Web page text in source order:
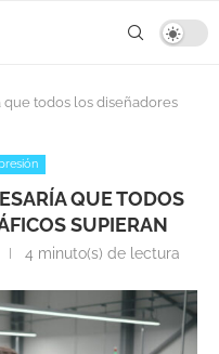
todos los diseñadores
QUE TODOS
SUPIERAN
4 minuto(s) de lectura